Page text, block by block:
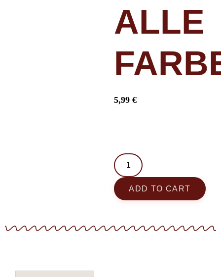
ALLE
5,99€
ADD TO CART